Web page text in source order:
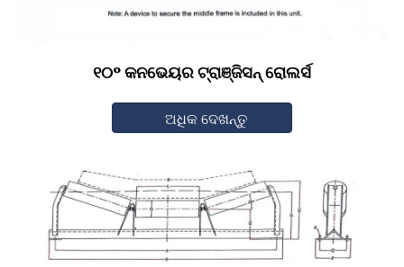
୧୦° କନଭେୟର ଟ୍ରାଞ୍ଜିସନ୍ ରୋଲର୍ସ
ଅଧିକ ଦେଖନ୍ତୁ